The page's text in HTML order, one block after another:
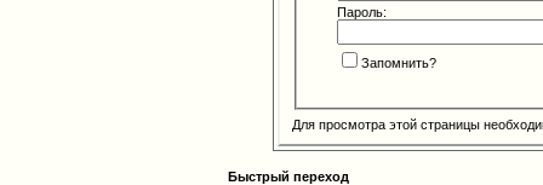
Пароль:
Запомнить?
Для просмотра этой страницы
Быстрый переход